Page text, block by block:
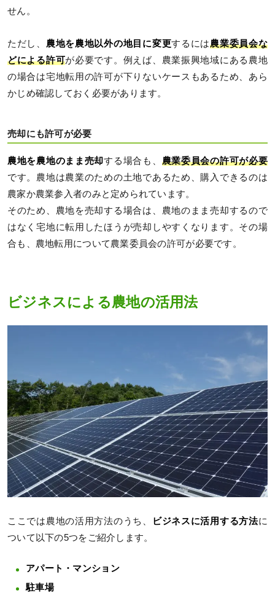
せん。
ただし、 農地を農地以外の地目に変更するには農業委員会な
どによる許可が必要です。例えば、農業振興地域にある農地
の場合は宅地転用の許可が下りないケースもあるため、あら
かじめ確認しておく必要があります。
売却にも許可が必要
農地を農地のまま売却する場合も、 農業委員会の許可が必要
です。農地は農業のための土地であるため、購入できるのは
農家か農業参入者のみと定められています。
そのため、農地を売却する場合は、農地のまま売却するので
はなく宅地に転用したほうが売却しやすくなります。その場
合も、農地転用について農業委員会の許可が必要です。
ビジネスによる農地の活用法
ここでは農地の活用方法のうち、 ビジネスに活用する方法に
ついて以下の5つをご紹介します。
アパート・マンション
駐車場